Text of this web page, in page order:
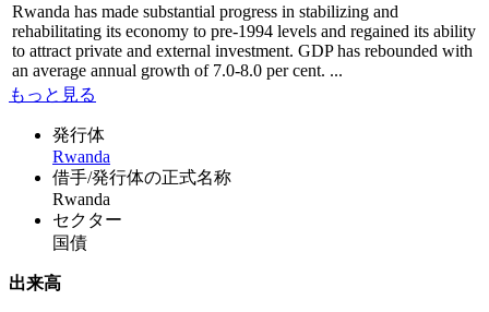
Rwanda has made substantial progress in stabilizing and
rehabilitating its economy to pre-1994 levels and regained its ability
to attract private and external investment. GDP has rebounded with
an average annual growth of 7.0-8.0 per cent. ...
もっと見る
発行体
Rwanda
借手/発行体の正式名称
Rwanda
セクター
国債
出来高